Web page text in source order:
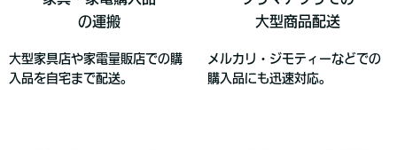
の運搬
大型家具店や家電量販店での購
入品を自宅まで配送。
大型商品配送
メルカリ・ジモティーなどでの
購入品にも迅速対応。